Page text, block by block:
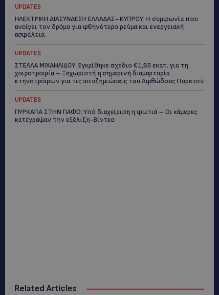
UPDATES
ΗΛΕΚΤΡΙΚΗ ΔΙΑΣΥΝΔΕΣΗ ΕΛΛΑΔΑΣ–ΚΥΠΡΟΥ: Η συμφωνία που
ανοίγει τον δρόμο για φθηνότερο ρεύμα και ενεργειακή
ασφάλεια
UPDATES
ΣΤΕΛΛΑ ΜΙΧΑΗΛΙΔΟΥ: Εγκρίθηκε σχέδιο €1,65 εκατ. για τη
χοιροτροφία – Ξεχωριστή η σημερινή διαμαρτυρία
κτηνοτρόφων για τις αποζημιώσεις του Αφθώδους Πυρετού
UPDATES
ΠΥΡΚΑΓΙΑ ΣΤΗΝ ΠΑΦΟ: Υπό διαχείριση η φωτιά – Οι κάμερες
κατέγραψαν την εξέλιξη-Βίντεο
Related Articles